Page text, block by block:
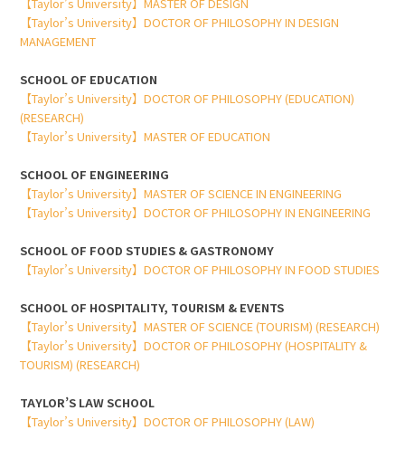
【Taylor’s University】DOCTOR OF PHILOSOPHY IN DESIGN
MANAGEMENT
SCHOOL OF EDUCATION
【Taylor’s University】DOCTOR OF PHILOSOPHY (EDUCATION)
(RESEARCH)
【Taylor’s University】MASTER OF EDUCATION
SCHOOL OF ENGINEERING
【Taylor’s University】MASTER OF SCIENCE IN ENGINEERING
【Taylor’s University】DOCTOR OF PHILOSOPHY IN ENGINEERING
SCHOOL OF FOOD STUDIES & GASTRONOMY
【Taylor’s University】DOCTOR OF PHILOSOPHY IN FOOD STUDIES
SCHOOL OF HOSPITALITY, TOURISM & EVENTS
【Taylor’s University】MASTER OF SCIENCE (TOURISM) (RESEARCH)
【Taylor’s University】DOCTOR OF PHILOSOPHY (HOSPITALITY &
TOURISM) (RESEARCH)
TAYLOR’S LAW SCHOOL
【Taylor’s University】DOCTOR OF PHILOSOPHY (LAW)